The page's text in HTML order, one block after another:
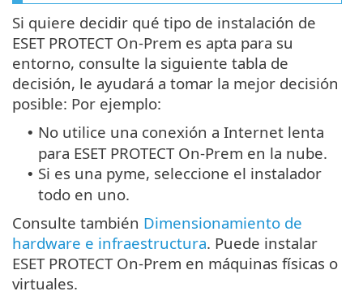
Si quiere decidir qué tipo de instalación de
ESET PROTECT On-Prem es apta para su
entorno, consulte la siguiente tabla de
decisión, le ayudará a tomar la mejor decisión
posible: Por ejemplo:
• No utilice una conexión a Internet lenta
para ESET PROTECT On-Prem en la nube.
• Si es una pyme, seleccione el instalador
todo en uno.
Consulte también Dimensionamiento de
hardware e infraestructura. Puede instalar
ESET PROTECT On-Prem en máquinas físicas o
virtuales.